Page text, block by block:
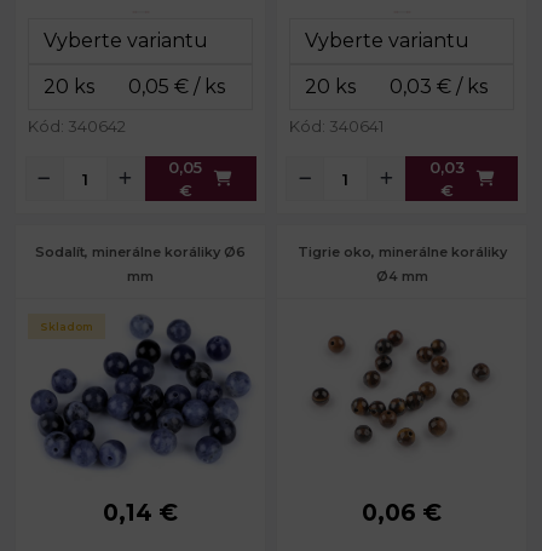
Kód: 340642
0,05
€
Kód: 340641
0,03
€
Sodalít, minerálne koráliky Ø6
mm
Priemer:
6 mm
Skladom
0,14 €
Tigrie oko, minerálne koráliky
Ø4 mm
Priemer:
4 mm
0,06 €